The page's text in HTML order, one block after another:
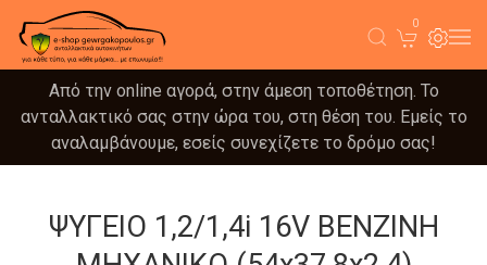
0
Από την online αγορά, στην άμεση τοποθέτηση. Το
ανταλλακτικό σας στην ώρα του, στη θέση του. Εμείς το
αναλαμβάνουμε, εσείς συνεχίζετε το δρόμο σας!
ΨΥΓΕΙΟ 1,2/1,4i 16V ΒΕΝΖΙΝΗ